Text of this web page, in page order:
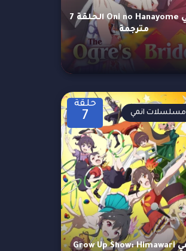
انمي Oni no Hanayome الحلقة 7
مترجمة
حلقة
7
انمي Grow Up Show: Himawari
مسلسلات انمي